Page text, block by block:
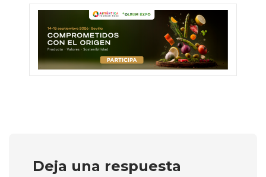
Deja una respuesta